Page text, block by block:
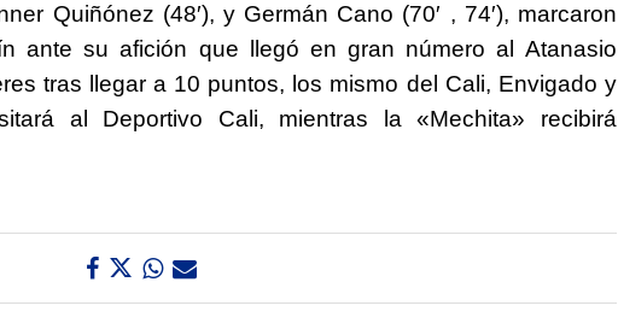
Quiñónez (48′), y Germán Cano (70′ , 74′), marcaron
ante su afición que llegó en gran número al Atanasio
tras llegar a 10 puntos, los mismo del Cali, Envigado y
al Deportivo Cali, mientras la «Mechita» recibirá